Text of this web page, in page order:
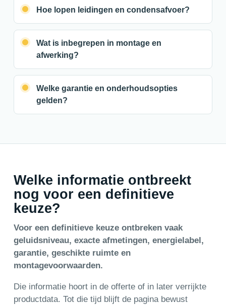
Hoe lopen leidingen en condensafvoer?
Wat is inbegrepen in montage en
afwerking?
Welke garantie en onderhoudsopties
gelden?
Welke informatie ontbreekt
nog voor een definitieve
keuze?
Voor een definitieve keuze ontbreken vaak
geluidsniveau, exacte afmetingen, energielabel,
garantie, geschikte ruimte en
montagevoorwaarden.
Die informatie hoort in de offerte of in later verrijkte
productdata. Tot die tijd blijft de pagina bewust